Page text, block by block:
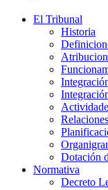
El Tribunal
Historia
Dotación
Normativa
Decreto